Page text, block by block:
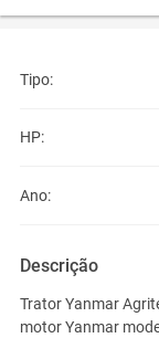
Tipo:
HP:
Ano:
Descrição
Trator Yanmar
motor Yanmar